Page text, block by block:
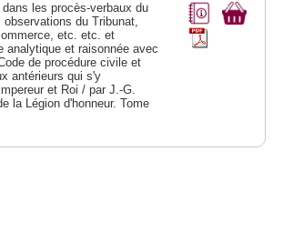
les procès-verbaux du
du Tribunat,
etc. etc. et
analytique et raisonnée avec
de procédure civile et
antérieurs qui s'y
et Roi / par J.-G.
la Légion d'honneur. Tome